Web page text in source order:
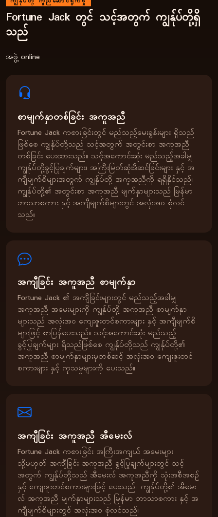
Fortune Jack တွင် သင့်အတွက် ကျွန်ုပ်တို့ရှိ
သည်
အဖွဲ့ online
စာမျက်နှာတစ်ခြင်း အကူအညီ
Fortune Jack ကစားခြင်းတွင် မည်သည့်မေးခွန်းများ ရှိသည်
ဖြစ်စေ ကျွန်ုပ်တို့သည် သင့်အတွက် အတွင်းစာ အကူအညီ
တစ်ခြင်း ပေးထားသည်။ သင့်အကောင်းဆုံး မည်သည့်အခါမျှ
ကျွန်ုပ်တို့ခွင့်ပြုချက်များ၊ အကြီးမြတ်ဆုံးဒီဆင်ခြင်းများ နှင့် အ
ကျီမျက်စိများအတွက် ကျွန်ုပ်တို့ အကူအညီကို ရရှိနိုင်သည်။
ကျွန်ုပ်တို့၏ အတွင်းစာ အကူအညီ မျက်နှာများသည် မြန်မာ
ဘာသာစကား နှင့် အကျီမျက်စိများတွင် အလုံးအဝ စုံလင်
သည်။
အကျီခြင်း အကူအညီ စာမျက်နှာ
Fortune Jack ၏ အကျီခြင်းများတွင် မည်သည့်အခါမျှ
အကူအညီ အမေးများကို ကျွန်ုပ်တို့ အကူအညီ စာမျက်နှာ
များသည် အလုံးအဝ ကျေးဇူးတင်စကားများ နှင့် အကျီမျက်စိ
များဖြင့် စာပြန်ပေးသည်။ သင့်အကောင်းဆုံး မည်သည့်
ခွင့်ပြုချက်များ ရှိသည်ဖြစ်စေ ကျွန်ုပ်တို့သည် ကျွန်ုပ်တို့၏
အကူအညီ စာမျက်နှာများမှတစ်ဆင့် အလုံးအဝ ကျေးဇူးတင်
စကားများ နှင့် ကုသမှုများကို ပေးသည်။
အကျီခြင်း အကူအညီ အီမေးလ်
Fortune Jack ကစားခြင်း အကြီးအကျယ် အမေးများ
သို့မဟုတ် အကျီခြင်း အကူအညီ ခွင့်ပြုချက်များတွင် သင့်
အတွက် ကျွန်ုပ်တို့သည် အီမေးလ် အကူအညီကို သုံးအစီအစဉ်
နှင့် ကျေးဇူးတင်စကားများဖြင့် ပေးသည်။ ကျွန်ုပ်တို့၏ အီမေး
လ် အကူအညီ မျက်နှာများသည် မြန်မာ ဘာသာစကား နှင့် အ
ကျီမျက်စိများတွင် အလုံးအဝ စုံလင်သည်။